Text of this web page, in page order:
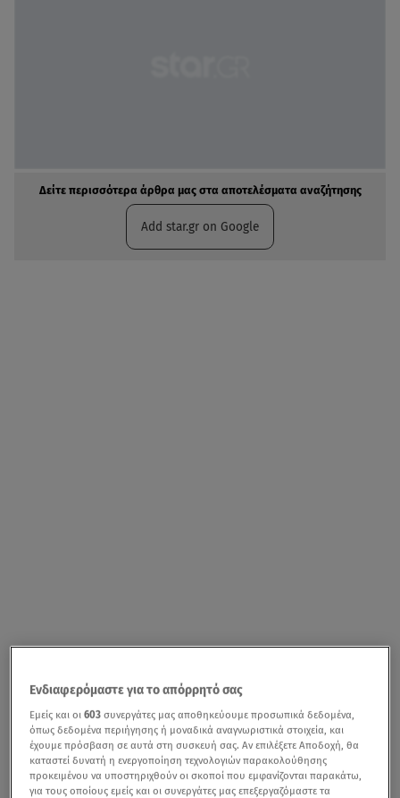
Δείτε περισσότερα άρθρα μας στα αποτελέσματα αναζήτησης
Add star.gr on Google
Ενδιαφερόμαστε για το απόρρητό σας
Εμείς και οι603 συνεργάτες μας αποθηκεύουμε προσωπικά δεδομένα,
όπως δεδομένα περιήγησης ή μοναδικά αναγνωριστικά στοιχεία, και
έχουμε πρόσβαση σε αυτά στη συσκευή σας. Αν επιλέξετε Αποδοχή, θα
καταστεί δυνατή η ενεργοποίηση τεχνολογιών παρακολούθησης
προκειμένου να υποστηριχθούν οι σκοποί που εμφανίζονται παρακάτω,
για τους οποίους εμείς και οι συνεργάτες μας επεξεργαζόμαστε τα